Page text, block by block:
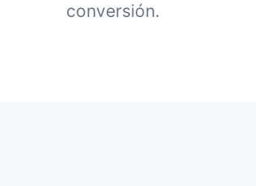
conversión.